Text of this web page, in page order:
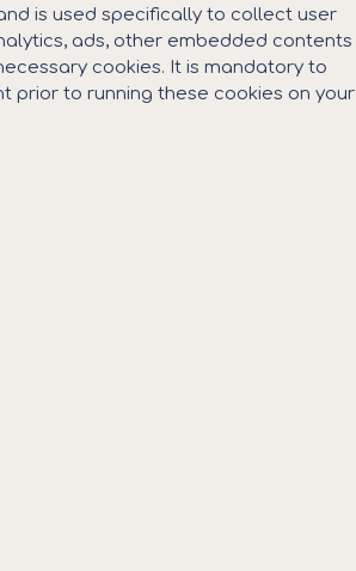
is used specifically to collect user
ads, other embedded contents
cookies. It is mandatory to
prior to running these cookies on your